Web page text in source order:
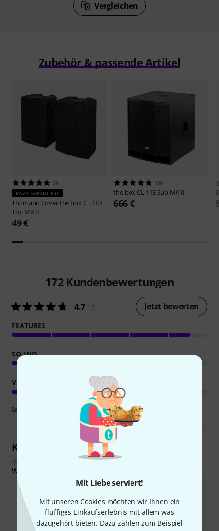
Mit Liebe serviert!
Mit unseren Cookies möchten wir Ihnen ein
fluffiges Einkaufserlebnis mit allem was
dazugehört bieten. Dazu zählen zum Beispiel
Vergleichen
Zubehör & passende Artikel
36
PASST GARANTIERT
Thomann Cover the box CL 110
Top MK II
49 €
150
the box CL 118 Sub MK II
666 €
172 Kundenbewertungen
4.7 Jetzt bewerten
FEATURES
SOUND
VERARBEITUNG
Bewertungsrichtlinien
Kundenrezensionen im Überblick
Aus echten Käuferbewertungen, zusammengefasst durch KI
Was Käufern gefiel:
Solide und robuste Bauqualität mit praktischen Details wie
Gute Klangqualität und klarer Ton, insbesondere in Kombination
mit einem Subwoofer.